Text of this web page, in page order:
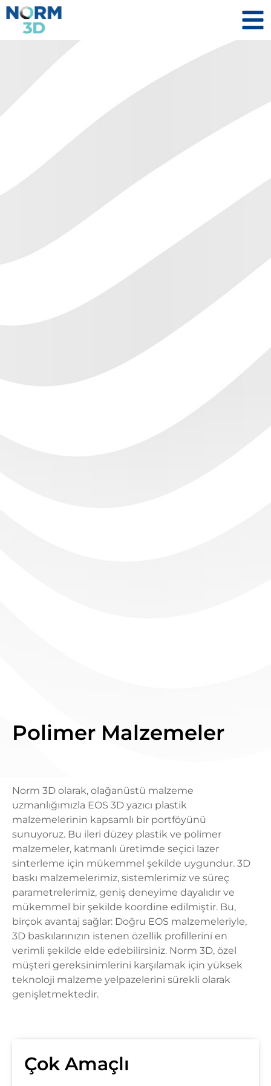
Polimer Malzemeler
Norm 3D olarak, olağanüstü malzeme
uzmanlığımızla EOS 3D yazıcı plastik
malzemelerinin kapsamlı bir portföyünü
sunuyoruz. Bu ileri düzey plastik ve polimer
malzemeler, katmanlı üretimde seçici lazer
sinterleme için mükemmel şekilde uygundur. 3D
baskı malzemelerimiz, sistemlerimiz ve süreç
parametrelerimiz, geniş deneyime dayalıdır ve
mükemmel bir şekilde koordine edilmiştir. Bu,
birçok avantaj sağlar: Doğru EOS malzemeleriyle,
3D baskılarınızın istenen özellik profillerini en
verimli şekilde elde edebilirsiniz. Norm 3D, özel
müşteri gereksinimlerini karşılamak için yüksek
teknoloji malzeme yelpazelerini sürekli olarak
genişletmektedir.
Çok Amaçlı